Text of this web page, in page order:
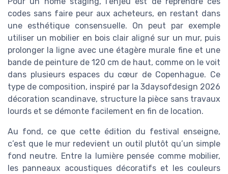
codes sans faire peur aux acheteurs, en restant dans
une esthétique consensuelle. On peut par exemple
utiliser un mobilier en bois clair aligné sur un mur, puis
prolonger la ligne avec une étagère murale fine et une
bande de peinture de 120 cm de haut, comme on le voit
dans plusieurs espaces du cœur de Copenhague. Ce
type de composition, inspiré par la 3daysofdesign 2026
décoration scandinave, structure la pièce sans travaux
lourds et se démonte facilement en fin de location.
Au fond, ce que cette édition du festival enseigne,
c’est que le mur redevient un outil plutôt qu’un simple
fond neutre. Entre la lumière pensée comme mobilier,
les panneaux acoustiques décoratifs et les couleurs